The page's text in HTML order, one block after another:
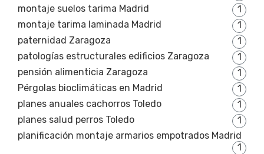
montaje suelos tarima Madrid
1
montaje tarima laminada Madrid
1
paternidad Zaragoza
1
patologías estructurales edificios Zaragoza
1
pensión alimenticia Zaragoza
1
Pérgolas bioclimáticas en Madrid
1
planes anuales cachorros Toledo
1
planes salud perros Toledo
1
planificación montaje armarios empotrados Madrid
1